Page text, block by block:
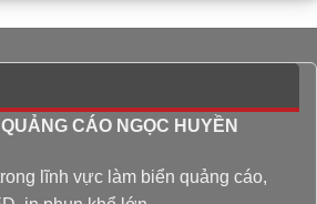
CÁO NGỌC HUYỀN
lĩnh vực làm biển quảng cáo,